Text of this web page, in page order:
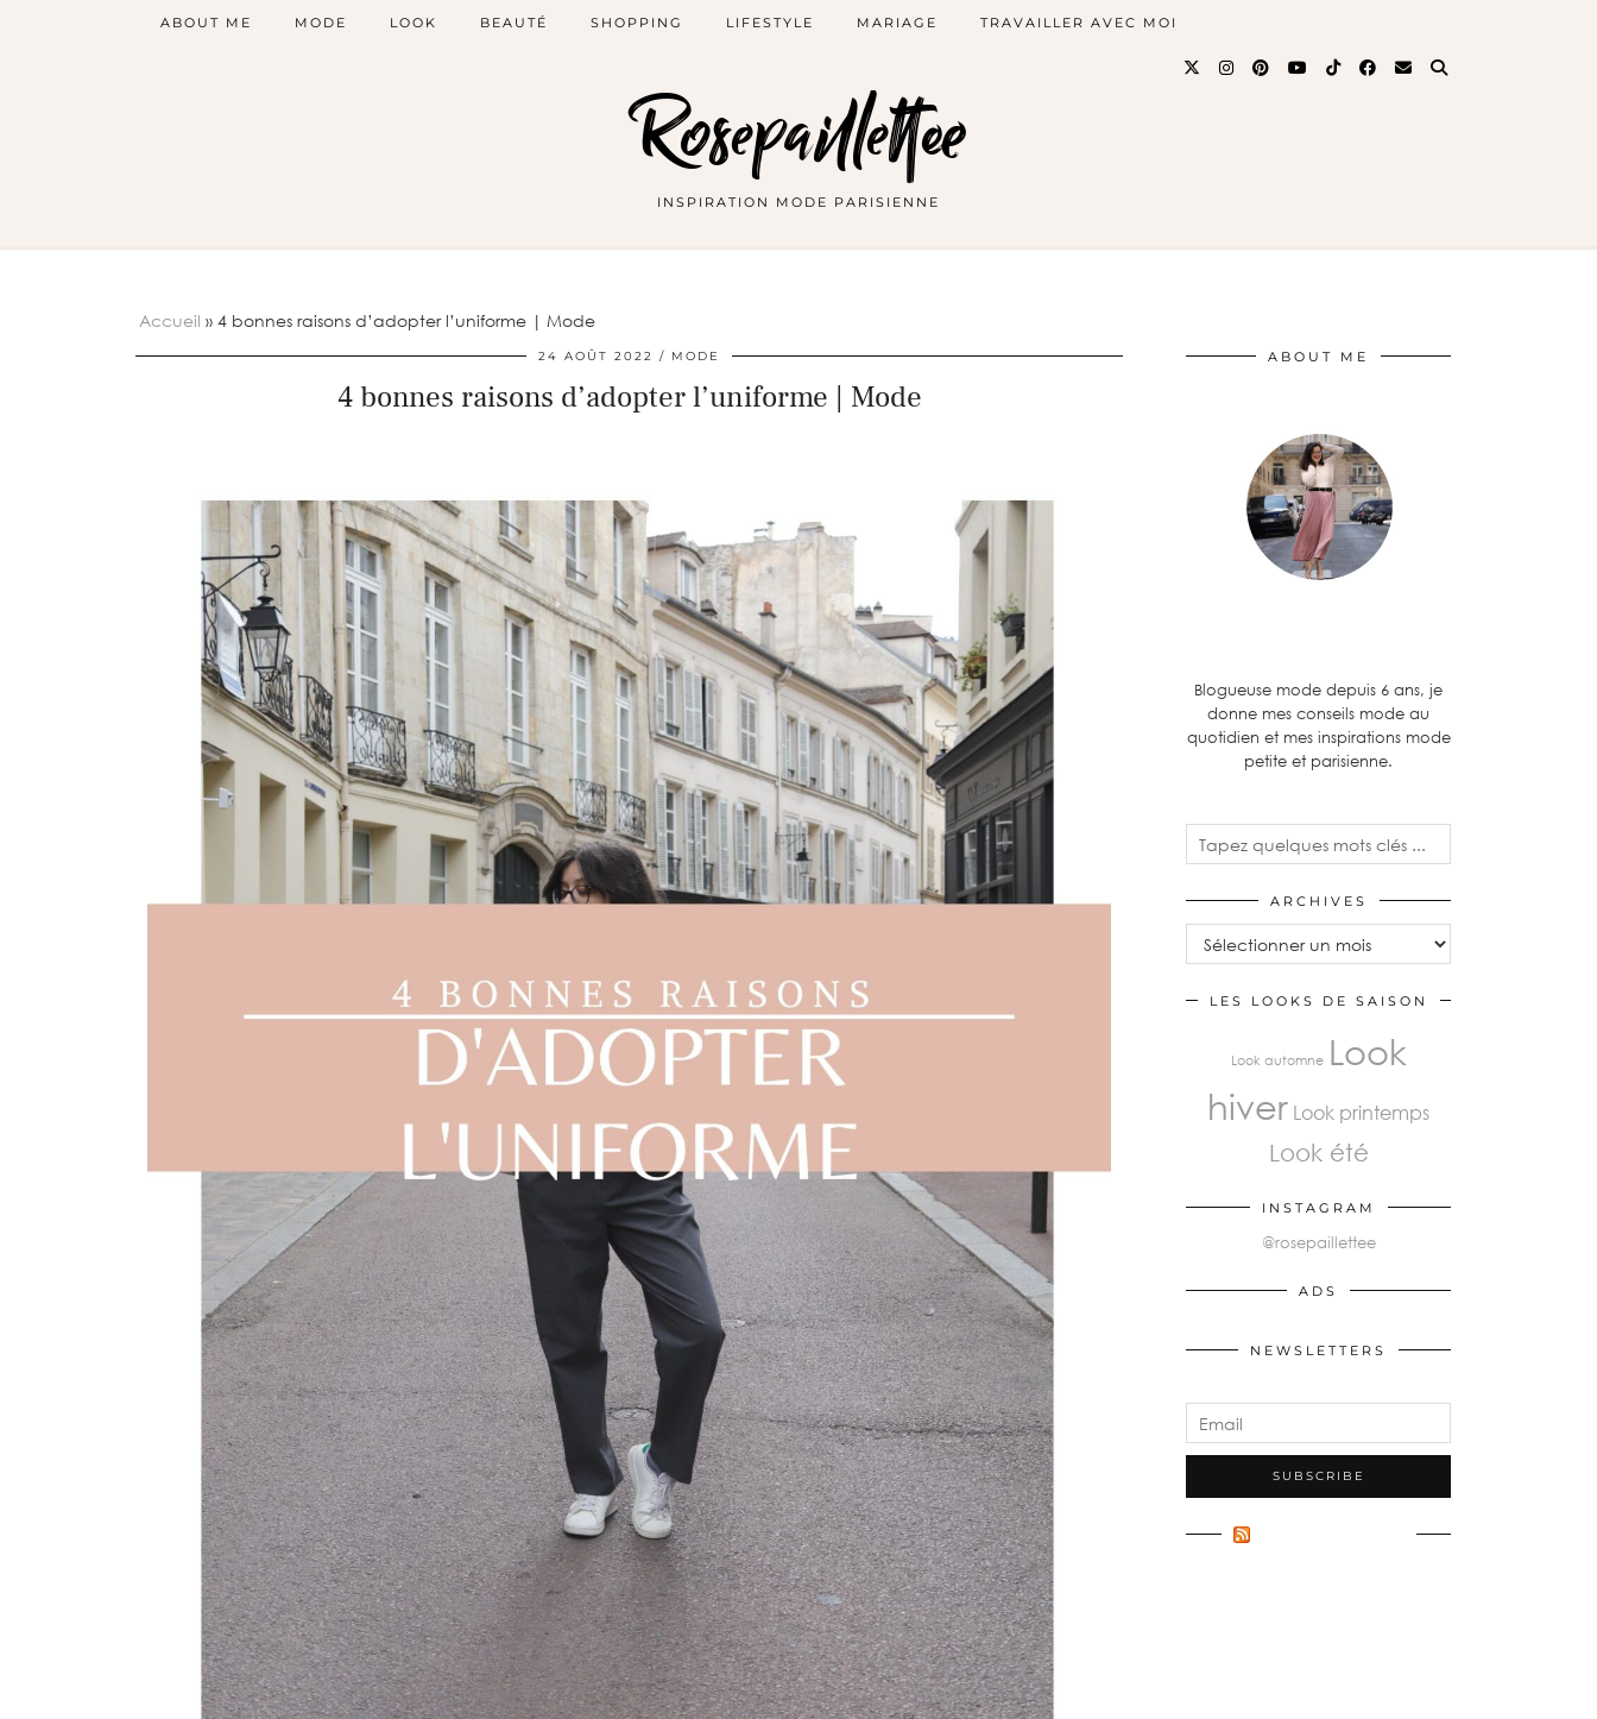
Rosepaillettee
INSPIRATION MODE PARISIENNE
ABOUT ME MODE LOOK BEAUTÉ SHOPPING LIFESTYLE MARIAGE TRAVAILLER AVEC MOI
Accueil » 4 bonnes raisons d’adopter l’uniforme | Mode
24 AOÛT 2022 MODE
4 bonnes raisons d’adopter l’uniforme | Mode
ABOUT ME
Blogueuse mode depuis 6 ans, je
donne mes conseils mode au
quotidien et mes inspirations mode
petite et parisienne.
ARCHIVES
LES LOOKS DE SAISON
Look automne Look
hiver Look printemps
Look été
INSTAGRAM
@rosepaillettee
ADS
NEWSLETTERS